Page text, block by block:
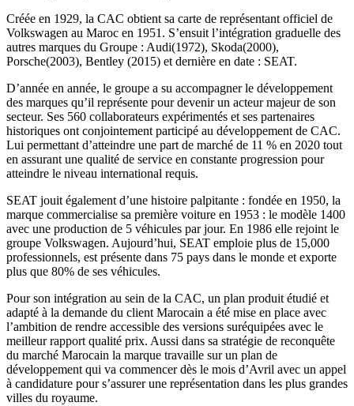
Créée en 1929, la CAC obtient sa carte de représentant officiel de
Volkswagen au Maroc en 1951. S’ensuit l’intégration graduelle des
autres marques du Groupe : Audi(1972), Skoda(2000),
Porsche(2003), Bentley (2015) et dernière en date : SEAT.
D’année en année, le groupe a su accompagner le développement
des marques qu’il représente pour devenir un acteur majeur de son
secteur. Ses 560 collaborateurs expérimentés et ses partenaires
historiques ont conjointement participé au développement de CAC.
Lui permettant d’atteindre une part de marché de 11 % en 2020 tout
en assurant une qualité de service en constante progression pour
atteindre le niveau international requis.
SEAT jouit également d’une histoire palpitante : fondée en 1950, la
marque commercialise sa première voiture en 1953 : le modèle 1400
avec une production de 5 véhicules par jour. En 1986 elle rejoint le
groupe Volkswagen. Aujourd’hui, SEAT emploie plus de 15,000
professionnels, est présente dans 75 pays dans le monde et exporte
plus que 80% de ses véhicules.
Pour son intégration au sein de la CAC, un plan produit étudié et
adapté à la demande du client Marocain a été mise en place avec
l’ambition de rendre accessible des versions suréquipées avec le
meilleur rapport qualité prix. Aussi dans sa stratégie de reconquête
du marché Marocain la marque travaille sur un plan de
développement qui va commencer dès le mois d’Avril avec un appel
à candidature pour s’assurer une représentation dans les plus grandes
villes du royaume.